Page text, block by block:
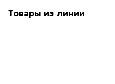
Товары из линии